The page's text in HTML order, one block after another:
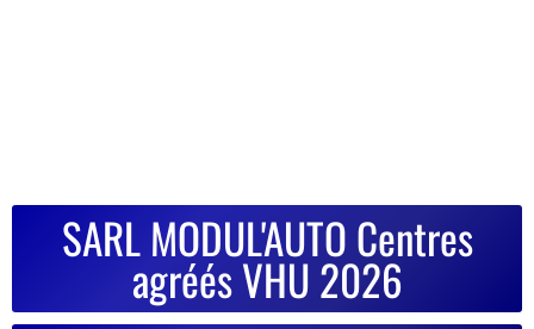
SARL MODUL'AUTO Centres
agréés VHU 2026